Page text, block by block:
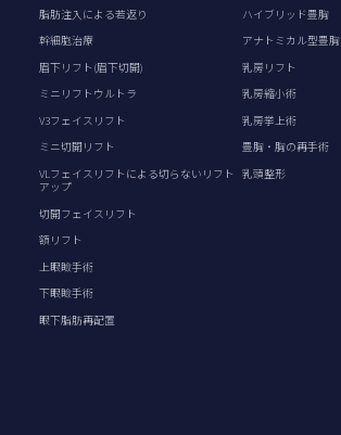
脂肪注入による若返り
幹細胞治療
眉下リフト(眉下切開)
ミニリフトウルトラ
V3フェイスリフト
ミニ切開リフト
VLフェイスリフトによる切らないリフト
アップ
切開フェイスリフト
額リフト
上眼瞼手術
下眼瞼手術
眼下脂肪再配置
ハイブリッド豊胸
アナトミカル型豊胸
乳房リフト
乳房縮小術
乳房挙上術
豊胸・胸の再手術
乳頭整形